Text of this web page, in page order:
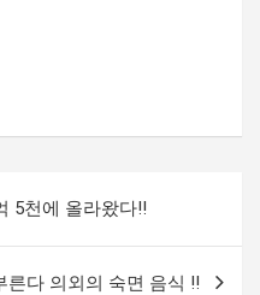
5천에 올라왔다!!
른다 의외의 숙면 음식 !!